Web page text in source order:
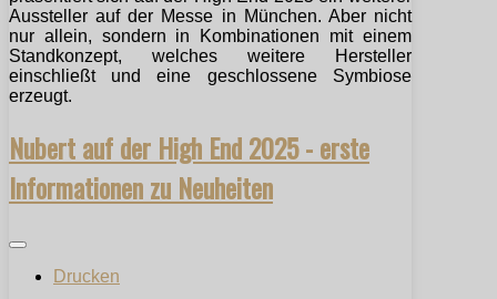
Aussteller auf der Messe in München. Aber nicht
nur allein, sondern in Kombinationen mit einem
Standkonzept, welches weitere Hersteller
einschließt und eine geschlossene Symbiose
erzeugt.
Nubert auf der High End 2025 - erste
Informationen zu Neuheiten
Drucken